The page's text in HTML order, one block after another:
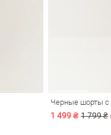
Черные шорты с
1 499 ₴ 1 799 ₴